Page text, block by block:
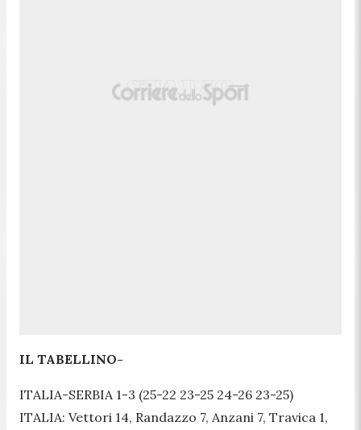
IL TABELLINO-
ITALIA-SERBIA 1-3 (25-22 23-25 24-26 23-25)
ITALIA: Vettori 14, Randazzo 7, Anzani 7, Travica 1,